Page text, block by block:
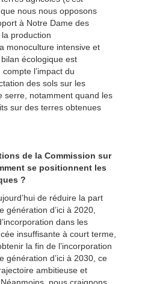
nous nous opposons
à Notre Dame des
production
monoculture intensive et
écologique est
l’impact du
des sols sur les
serre, notamment quand les
sur des terres obtenues
de la Commission sur
se positionnent les
?
de réduire la part
génération d’ici à 2020,
dans les
insuffisante à court terme,
la fin de l’incorporation
génération d’ici à 2030, ce
ambitieuse et